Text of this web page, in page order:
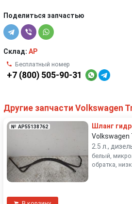
Поделиться запчастью
Склад: AP
Бесплатный номер
+7 (800) 505-90-31
Другие запчасти Volkswagen
№ AP55138762
Шланг
Volkswagen
2.5 л.,
белый,
обратка,